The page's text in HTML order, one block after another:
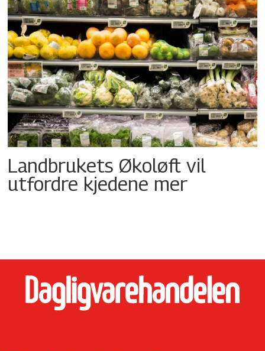
Landbrukets Økoløft vil
utfordre kjedene mer